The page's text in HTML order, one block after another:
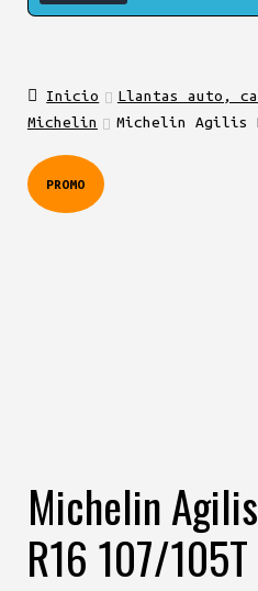
Inicio
Llantas auto,
Michelin
Michelin Agilis
PROMO
Michelin
R16 107/105T